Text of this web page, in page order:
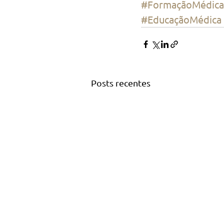
#FormaçãoMédica
#EducaçãoMédica
Posts recentes